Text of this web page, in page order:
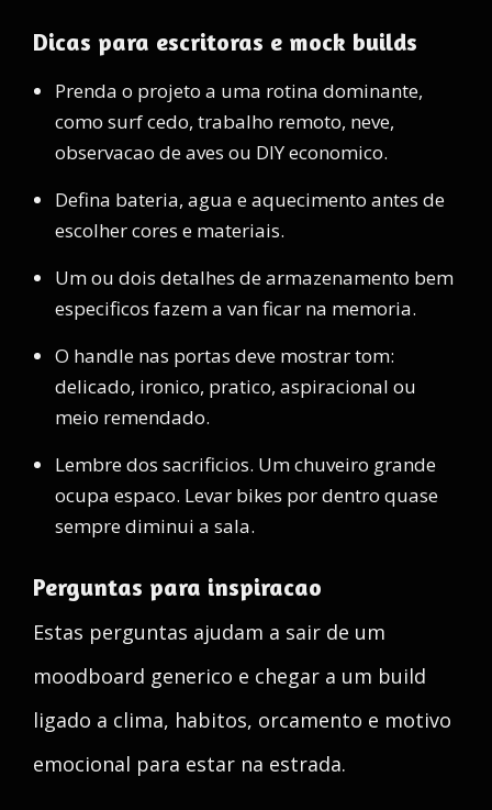
Dicas para escritoras e mock builds
Prenda o projeto a uma rotina dominante,
como surf cedo, trabalho remoto, neve,
observacao de aves ou DIY economico.
Defina bateria, agua e aquecimento antes de
escolher cores e materiais.
Um ou dois detalhes de armazenamento bem
especificos fazem a van ficar na memoria.
O handle nas portas deve mostrar tom:
delicado, ironico, pratico, aspiracional ou
meio remendado.
Lembre dos sacrificios. Um chuveiro grande
ocupa espaco. Levar bikes por dentro quase
sempre diminui a sala.
Perguntas para inspiracao
Estas perguntas ajudam a sair de um
moodboard generico e chegar a um build
ligado a clima, habitos, orcamento e motivo
emocional para estar na estrada.